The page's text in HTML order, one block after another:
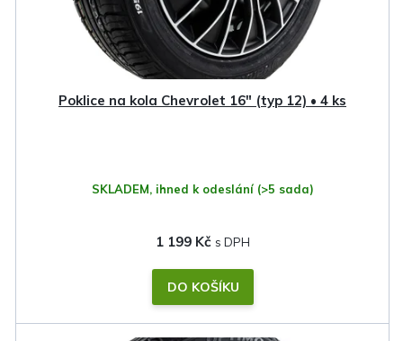
Poklice na kola Chevrolet 16" (typ 12) • 4 ks
SKLADEM, ihned k odeslání (>5 sada)
1 199 Kč
DO KOŠÍKU